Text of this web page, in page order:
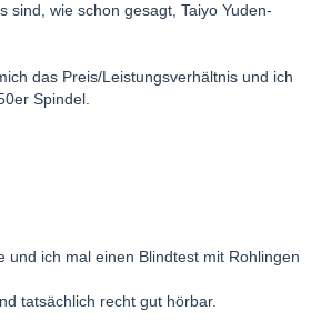
sind, wie schon gesagt, Taiyo Yuden-
das Preis/Leistungsverhältnis und ich
Spindel.
und ich mal einen Blindtest mit Rohlingen
tatsächlich recht gut hörbar.